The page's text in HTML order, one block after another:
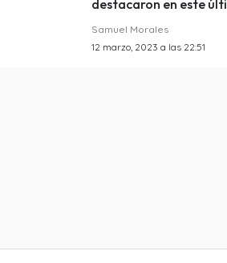
destacaron en este
Samuel Morales
12 marzo, 2023 a las 22:51